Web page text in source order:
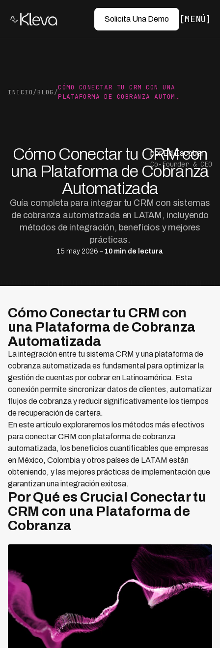
Solicita Una Demo MENÚ
INICIO/BLOG /
CÓMO CONECTAR TU CRM CON UNA
PLATAFORMA DE COBRANZA AUTOM…
Cómo Conectar tu CRM con
una Plataforma de Cobranza
Automatizada
Guía completa para integrar tu CRM con sistemas
de cobranza automatizada en LATAM, incluyendo
métodos de integración, beneficios y mejores
prácticas.
15 may 2026 – 10 min de lectura
por Ed Escobar
Co-Founder & CEO
Cómo Conectar tu CRM con
una Plataforma de Cobranza
Automatizada
La integración entre tu sistema CRM y una plataforma de
cobranza automatizada es fundamental para optimizar la
gestión de cuentas por cobrar en Latinoamérica. Esta
conexión permite sincronizar datos de clientes, automatizar
flujos de cobranza y reducir significativamente los tiempos
de recuperación de cartera.
En este artículo exploraremos los métodos más efectivos
para conectar CRM con plataforma de cobranza
automatizada, los beneficios cuantificables que empresas
en México, Colombia y otros países de LATAM están
obteniendo, y las mejores prácticas de implementación que
garantizan una integración exitosa.
Por Qué es Crucial Conectar tu
CRM con una Plataforma de
Cobranza